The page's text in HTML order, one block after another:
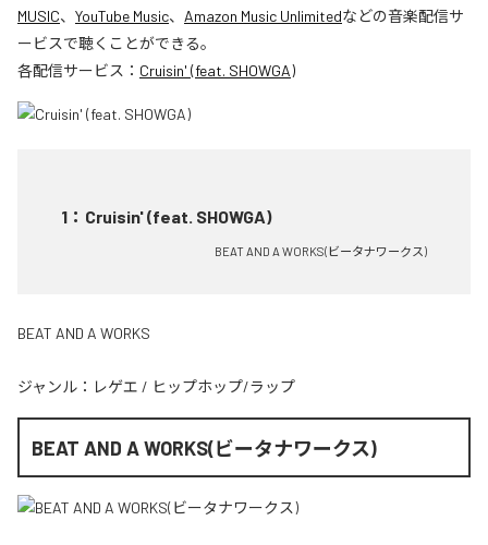
MUSIC、 YouTube Music、 Amazon Music Unlimitedなどの音楽配信サ
ービスで聴くことができる。
各配信サービス： Cruisin' (feat. SHOWGA)
1 ： Cruisin' (feat. SHOWGA)
BEAT AND A WORKS(ビータナワークス)
BEAT AND A WORKS
ジャンル： レゲエ / ヒップホップ/ラップ
BEAT AND A WORKS(ビータナワークス)